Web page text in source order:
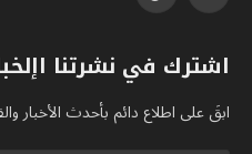
اشترك في نشرتنا
ابقَ على اطلاع دائم بأحدث الأخبار